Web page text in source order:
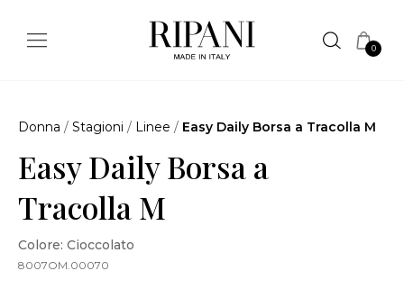
0
Donna / Stagioni / Linee / Easy Daily Borsa a Tracolla M
Easy Daily Borsa a
Tracolla M
Colore: Cioccolato
8007OM.00070